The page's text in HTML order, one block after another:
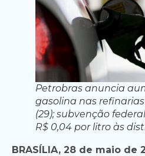
Petrobras anuncia
gasolina nas
(29); subvenção
R$ 0,04 por litro às
BRASÍLIA, 28 de maio de